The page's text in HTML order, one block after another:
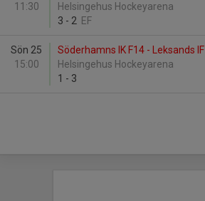
11:30
Helsingehus Hockeyarena
3 - 2 EF
Sön 25
15:00
Söderhamns IK F14 - Leksands IF
Helsingehus Hockeyarena
1 - 3